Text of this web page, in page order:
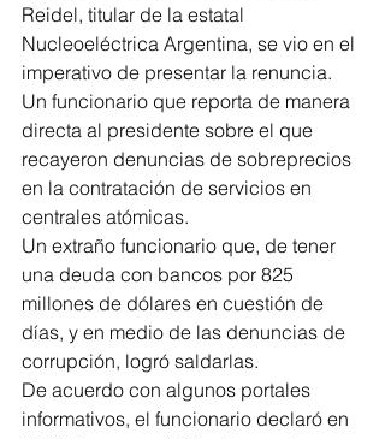
Reidel, titular de la estatal
Nucleoeléctrica Argentina, se vio en el
imperativo de presentar la renuncia.
Un funcionario que reporta de manera
directa al presidente sobre el que
recayeron denuncias de sobreprecios
en la contratación de servicios en
centrales atómicas.
Un extraño funcionario que, de tener
una deuda con bancos por 825
millones de dólares en cuestión de
días, y en medio de las denuncias de
corrupción, logró saldarlas.
De acuerdo con algunos portales
informativos, el funcionario declaró en